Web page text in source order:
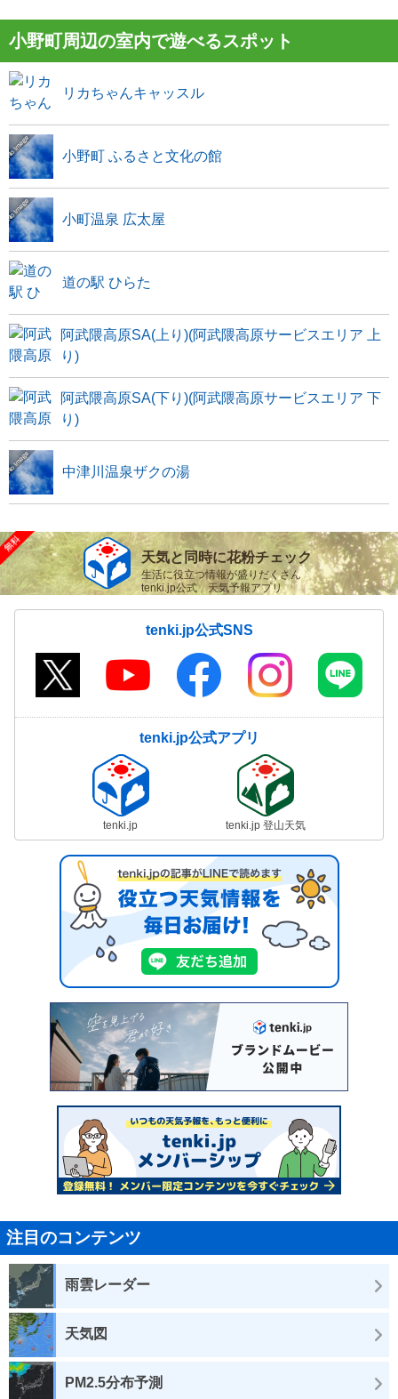
小野町周辺の室内で遊べるスポット
リカちゃんキャッスル
小野町 ふるさと文化の館
小町温泉 広太屋
道の駅 ひらた
阿武隈高原SA(上り)(阿武隈高原サービスエリア 上
り)
阿武隈高原SA(下り)(阿武隈高原サービスエリア 下
り)
中津川温泉ザクの湯
天気と同時に花粉チェック
生活に役立つ情報が盛りだくさん
tenki.jp公式 天気予報アプリ
tenki.jp公式SNS
tenki.jp公式アプリ
tenki.jp tenki.jp 登山天気
注目のコンテンツ
雨雲レーダー
天気図
PM2.5分布予測